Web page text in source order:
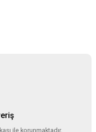
ile korunmaktadır.